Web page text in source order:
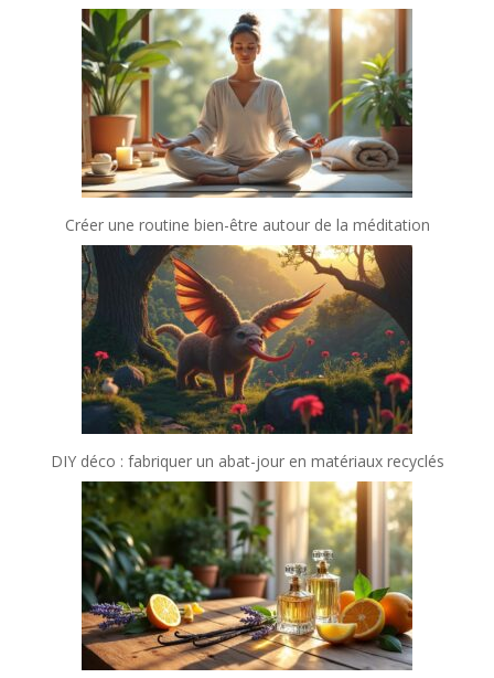
Créer une routine bien-être autour de la méditation
DIY déco : fabriquer un abat-jour en matériaux recyclés